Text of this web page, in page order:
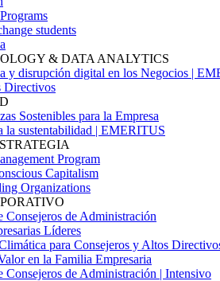
students
& DATA ANALYTICS
y disrupción digital en los Negocios |
Directivos
Sostenibles para la Empresa
la sustentabilidad | EMERITUS
Program
Capitalism
Organizations
Consejeros de Administración
Líderes
para Consejeros y Altos
en la Familia Empresaria
Consejeros de Administración | Intensivo